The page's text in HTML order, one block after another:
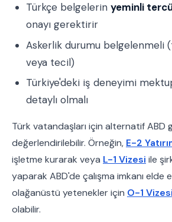
Türkçe belgelerin yeminli
onayı gerektirir
Askerlik durumu belgelenmeli
veya tecil)
Türkiye'deki iş deneyimi
detaylı olmalı
Türk vatandaşları için alternatif ABD
değerlendirilebilir. Örneğin, E-2
işletme kurarak veya L-1 Vizesi ile
yaparak ABD'de çalışma imkanı elde
olağanüstü yetenekler için O-1 Vizesi
olabilir.